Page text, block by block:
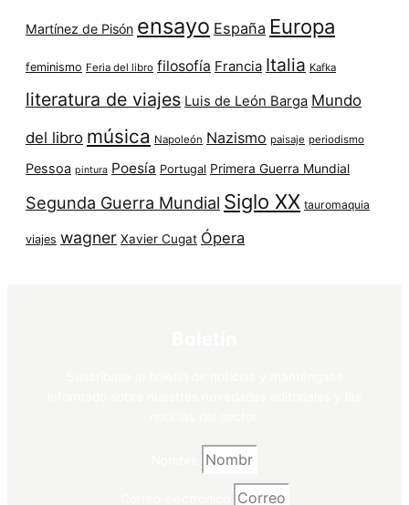
Martínez de Pisón ensayo España Europa
feminismo Feria del libro filosofía Francia Italia Kafka
literatura de viajes Luis de León Barga Mundo
del libro música Napoleón Nazismo paisaje periodismo
Pessoa pintura Poesía Portugal Primera Guerra Mundial
Segunda Guerra Mundial Siglo XX tauromaquia
viajes wagner Xavier Cugat Ópera